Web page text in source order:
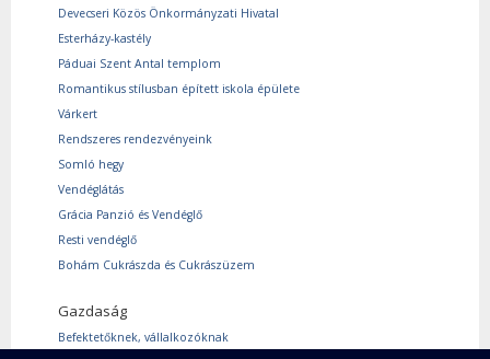
Devecseri Közös Önkormányzati Hivatal
Esterházy-kastély
Páduai Szent Antal templom
Romantikus stílusban épített iskola épülete
Várkert
Rendszeres rendezvényeink
Somló hegy
Vendéglátás
Grácia Panzió és Vendéglő
Resti vendéglő
Bohám Cukrászda és Cukrászüzem
Gazdaság
Befektetőknek, vállalkozóknak